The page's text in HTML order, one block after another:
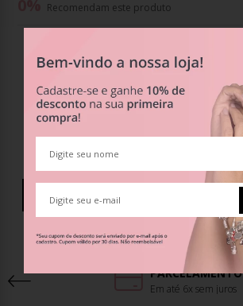
Recomendam este produto
0%
0%
0%
PARCELAMENTO
Em até 6x sem juros